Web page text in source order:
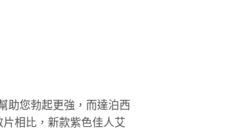
助您勃起更強，而達泊西
相比，新款紫色佳人艾